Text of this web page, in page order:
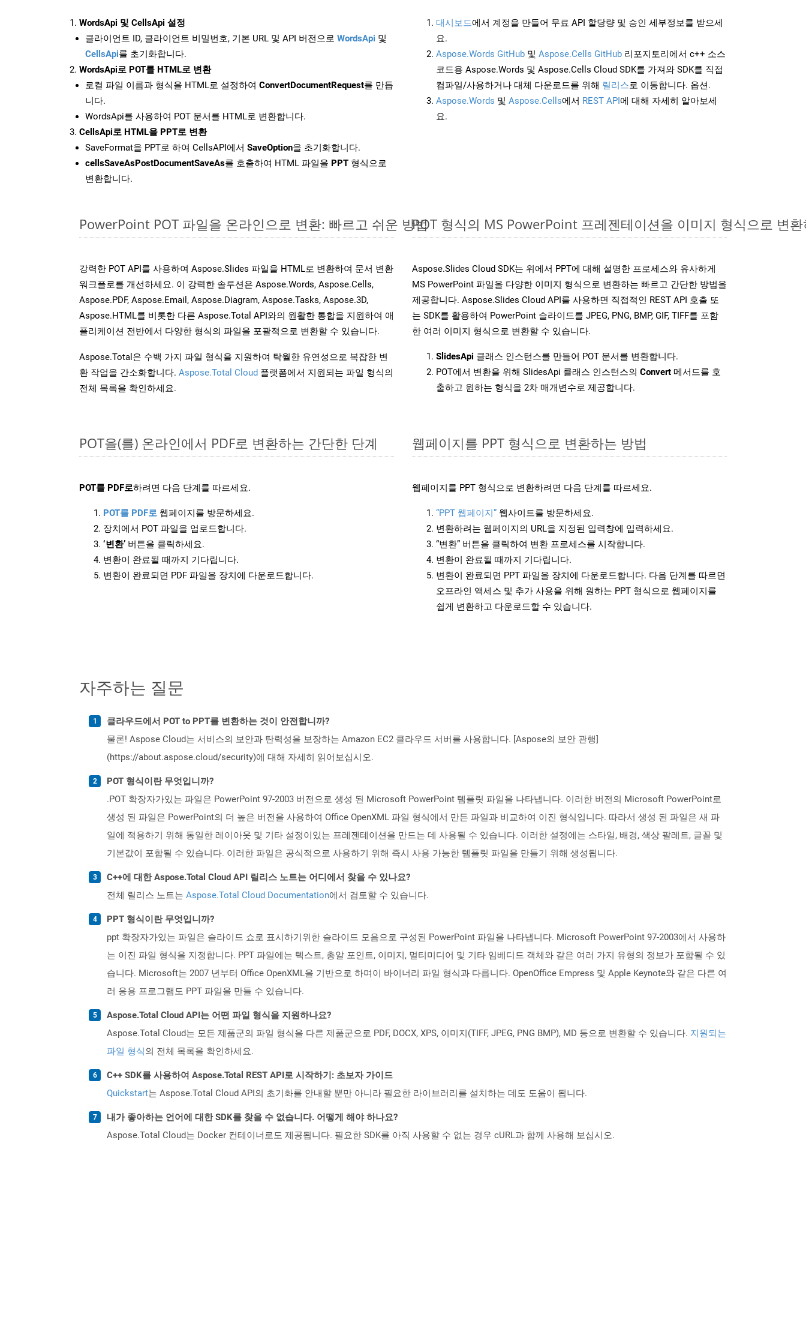
WordsApi 및 CellsApi 설정
클라이언트 ID, 클라이언트 비밀번호, 기본 URL 및 API 버전으로 WordsApi 및
CellsApi를 초기화합니다.
WordsApi로 POT를 HTML로 변환
로컬 파일 이름과 형식을 HTML로 설정하여 ConvertDocumentRequest를 만듭
니다.
WordsApi를 사용하여 POT 문서를 HTML로 변환합니다.
CellsApi로 HTML을 PPT로 변환
SaveFormat을 PPT로 하여 CellsAPI에서 SaveOption을 초기화합니다.
cellsSaveAsPostDocumentSaveAs를 호출하여 HTML 파일을 PPT 형식으로
변환합니다.
대시보드에서 계정을 만들어 무료 API 할당량 및 승인 세부정보를 받으세
요.
Aspose.Words GitHub 및 Aspose.Cells GitHub 리포지토리에서 c++ 소스
코드용 Aspose.Words 및 Aspose.Cells Cloud SDK를 가져와 SDK를 직접
컴파일/사용하거나 대체 다운로드를 위해 릴리스로 이동합니다. 옵션.
Aspose.Words 및 Aspose.Cells에서 REST API에 대해 자세히 알아보세
요.
PowerPoint POT 파일을 온라인으로 변환: 빠르고 쉬운 방법
강력한 POT API를 사용하여 Aspose.Slides 파일을 HTML로 변환하여 문서 변환
워크플로를 개선하세요. 이 강력한 솔루션은 Aspose.Words, Aspose.Cells,
Aspose.PDF, Aspose.Email, Aspose.Diagram, Aspose.Tasks, Aspose.3D,
Aspose.HTML를 비롯한 다른 Aspose.Total API와의 원활한 통합을 지원하여 애
플리케이션 전반에서 다양한 형식의 파일을 포괄적으로 변환할 수 있습니다.
Aspose.Total은 수백 가지 파일 형식을 지원하여 탁월한 유연성으로 복잡한 변
환 작업을 간소화합니다. Aspose.Total Cloud 플랫폼에서 지원되는 파일 형식의
전체 목록을 확인하세요.
POT 형식의 MS PowerPoint 프레젠테이션을 이미지 형식으로 변
Aspose.Slides Cloud SDK는 위에서 PPT에 대해 설명한 프로세스와 유사하게
MS PowerPoint 파일을 다양한 이미지 형식으로 변환하는 빠르고 간단한 방법을
제공합니다. Aspose.Slides Cloud API를 사용하면 직접적인 REST API 호출 또
는 SDK를 활용하여 PowerPoint 슬라이드를 JPEG, PNG, BMP, GIF, TIFF를 포함
한 여러 이미지 형식으로 변환할 수 있습니다.
SlidesApi 클래스 인스턴스를 만들어 POT 문서를 변환합니다.
POT에서 변환을 위해 SlidesApi 클래스 인스턴스의 Convert 메서드를 호
출하고 원하는 형식을 2차 매개변수로 제공합니다.
POT을(를) 온라인에서 PDF로 변환하는 간단한 단계
POT를 PDF로하려면 다음 단계를 따르세요.
POT를 PDF로 웹페이지를 방문하세요.
장치에서 POT 파일을 업로드합니다.
‘변환’ 버튼을 클릭하세요.
변환이 완료될 때까지 기다립니다.
변환이 완료되면 PDF 파일을 장치에 다운로드합니다.
웹페이지를 PPT 형식으로 변환하는 방법
웹페이지를 PPT 형식으로 변환하려면 다음 단계를 따르세요.
“PPT 웹페이지” 웹사이트를 방문하세요.
변환하려는 웹페이지의 URL을 지정된 입력창에 입력하세요.
“변환” 버튼을 클릭하여 변환 프로세스를 시작합니다.
변환이 완료될 때까지 기다립니다.
변환이 완료되면 PPT 파일을 장치에 다운로드합니다. 다음 단계를 따르면
오프라인 액세스 및 추가 사용을 위해 원하는 PPT 형식으로 웹페이지를
쉽게 변환하고 다운로드할 수 있습니다.
자주하는 질문
클라우드에서 POT to PPT를 변환하는 것이 안전합니까?
물론! Aspose Cloud는 서비스의 보안과 탄력성을 보장하는 Amazon EC2 클라우드 서버를 사용합니다. [Aspose의 보안 관행]
(https://about.aspose.cloud/security)에 대해 자세히 읽어보십시오.
POT 형식이란 무엇입니까?
.POT 확장자가있는 파일은 PowerPoint 97-2003 버전으로 생성 된 Microsoft PowerPoint 템플릿 파일을 나타냅니다. 이러한 버전의 Microsoft PowerPoint로
생성 된 파일은 PowerPoint의 더 높은 버전을 사용하여 Office OpenXML 파일 형식에서 만든 파일과 비교하여 이진 형식입니다. 따라서 생성 된 파일은 새 파
일에 적용하기 위해 동일한 레이아웃 및 기타 설정이있는 프레젠테이션을 만드는 데 사용될 수 있습니다. 이러한 설정에는 스타일, 배경, 색상 팔레트, 글꼴 및
기본값이 포함될 수 있습니다. 이러한 파일은 공식적으로 사용하기 위해 즉시 사용 가능한 템플릿 파일을 만들기 위해 생성됩니다.
C++에 대한 Aspose.Total Cloud API 릴리스 노트는 어디에서 찾을 수 있나요?
전체 릴리스 노트는 Aspose.Total Cloud Documentation에서 검토할 수 있습니다.
PPT 형식이란 무엇입니까?
ppt 확장자가있는 파일은 슬라이드 쇼로 표시하기위한 슬라이드 모음으로 구성된 PowerPoint 파일을 나타냅니다. Microsoft PowerPoint 97-2003에서 사용하
는 이진 파일 형식을 지정합니다. PPT 파일에는 텍스트, 총알 포인트, 이미지, 멀티미디어 및 기타 임베디드 객체와 같은 여러 가지 유형의 정보가 포함될 수 있
습니다. Microsoft는 2007 년부터 Office OpenXML을 기반으로 하며이 바이너리 파일 형식과 다릅니다. OpenOffice Empress 및 Apple Keynote와 같은 다른 여
러 응용 프로그램도 PPT 파일을 만들 수 있습니다.
Aspose.Total Cloud API는 어떤 파일 형식을 지원하나요?
Aspose.Total Cloud는 모든 제품군의 파일 형식을 다른 제품군으로 PDF, DOCX, XPS, 이미지(TIFF, JPEG, PNG BMP), MD 등으로 변환할 수 있습니다. 지원되는
파일 형식의 전체 목록을 확인하세요.
C++ SDK를 사용하여 Aspose.Total REST API로 시작하기: 초보자 가이드
Quickstart는 Aspose.Total Cloud API의 초기화를 안내할 뿐만 아니라 필요한 라이브러리를 설치하는 데도 도움이 됩니다.
내가 좋아하는 언어에 대한 SDK를 찾을 수 없습니다. 어떻게 해야 하나요?
Aspose.Total Cloud는 Docker 컨테이너로도 제공됩니다. 필요한 SDK를 아직 사용할 수 없는 경우 cURL과 함께 사용해 보십시오.